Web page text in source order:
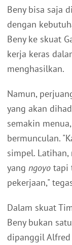
Beny bisa saja
dengan
Beny ke skuat
kerja keras
menghasilkan.
Namun,
yang akan
semakin
bermunculan.
simpel.
yang ngoyo tapi
pekerjaan,"
Dalam skuat
Beny bukan
dipanggil Alfred